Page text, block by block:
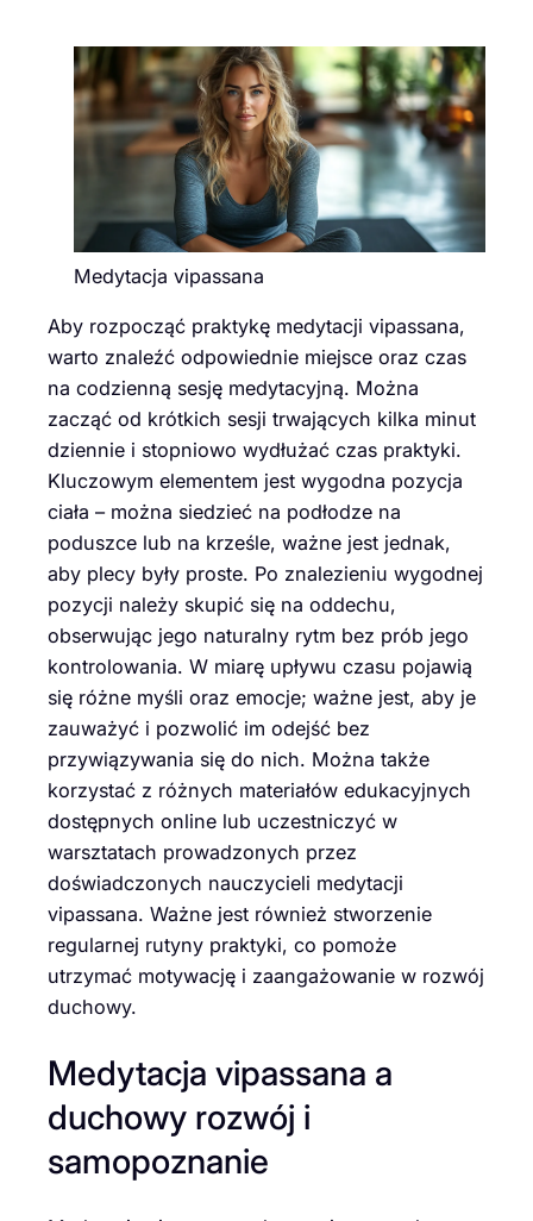
Medytacja vipassana
Aby rozpocząć praktykę medytacji vipassana,
warto znaleźć odpowiednie miejsce oraz czas
na codzienną sesję medytacyjną. Można
zacząć od krótkich sesji trwających kilka minut
dziennie i stopniowo wydłużać czas praktyki.
Kluczowym elementem jest wygodna pozycja
ciała – można siedzieć na podłodze na
poduszce lub na krześle, ważne jest jednak,
aby plecy były proste. Po znalezieniu wygodnej
pozycji należy skupić się na oddechu,
obserwując jego naturalny rytm bez prób jego
kontrolowania. W miarę upływu czasu pojawią
się różne myśli oraz emocje; ważne jest, aby je
zauważyć i pozwolić im odejść bez
przywiązywania się do nich. Można także
korzystać z różnych materiałów edukacyjnych
dostępnych online lub uczestniczyć w
warsztatach prowadzonych przez
doświadczonych nauczycieli medytacji
vipassana. Ważne jest również stworzenie
regularnej rutyny praktyki, co pomoże
utrzymać motywację i zaangażowanie w rozwój
duchowy.
Medytacja vipassana a
duchowy rozwój i
samopoznanie